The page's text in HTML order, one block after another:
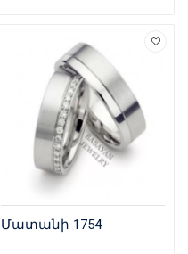
Մատանի 1754